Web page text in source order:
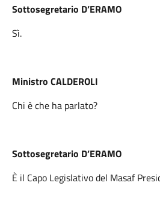
Sottosegretario D’ERAMO
Sì.
Ministro CALDEROLI
Chi è che ha parlato?
Sottosegretario D’ERAMO
È il Capo Legislativo del Masaf